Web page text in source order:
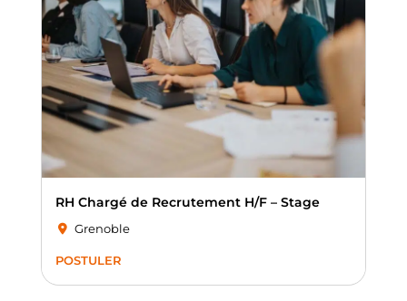
RH Chargé de Recrutement H/F – Stage
POSTULER
Grenoble